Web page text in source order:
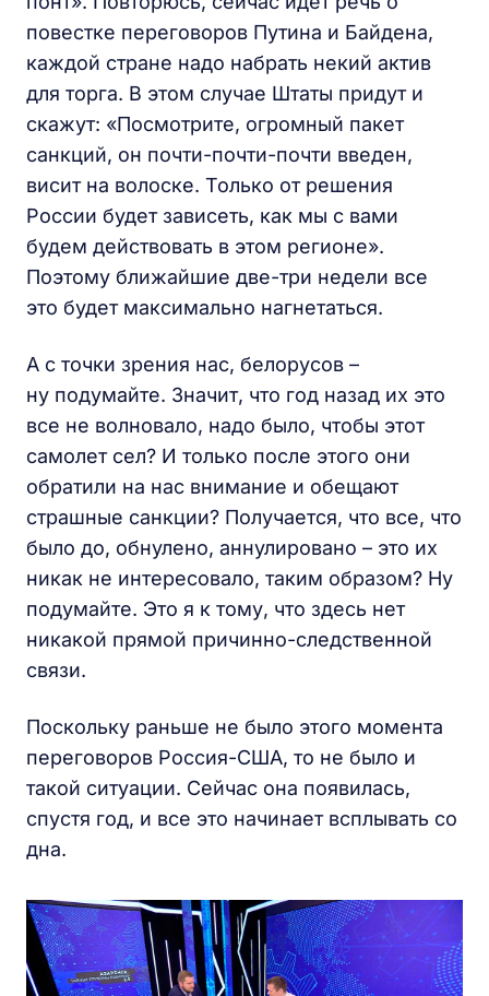
повестке переговоров Путина и Байдена,
каждой стране надо набрать некий актив
для торга. В этом случае Штаты придут и
скажут: «Посмотрите, огромный пакет
санкций, он почти-почти-почти введен,
висит на волоске. Только от решения
России будет зависеть, как мы с вами
будем действовать в этом регионе».
Поэтому ближайшие две-три недели все
это будет максимально нагнетаться.
А с точки зрения нас, белорусов –
ну подумайте. Значит, что год назад их это
все не волновало, надо было, чтобы этот
самолет сел? И только после этого они
обратили на нас внимание и обещают
страшные санкции? Получается, что все, что
было до, обнулено, аннулировано – это их
никак не интересовало, таким образом? Ну
подумайте. Это я к тому, что здесь нет
никакой прямой причинно-следственной
связи.
Поскольку раньше не было этого момента
переговоров Россия-США, то не было и
такой ситуации. Сейчас она появилась,
спустя год, и все это начинает всплывать со
дна.